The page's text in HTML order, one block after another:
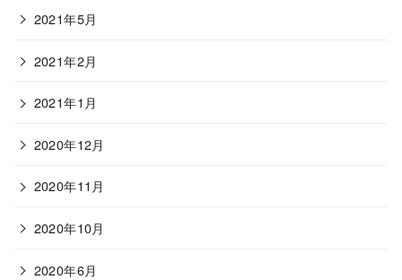
2021年5月
2021年2月
2021年1月
2020年12月
2020年11月
2020年10月
2020年6月